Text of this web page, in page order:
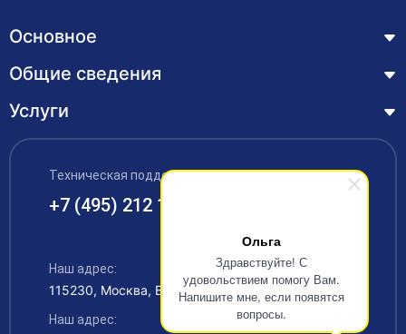
Ольга
Здравствуйте! С
удовольствием помогу Вам.
Напишите мне, если появятся
вопросы.
Основное
Курсы
Лицензия
Обучающимся
Акции
Контакты
Общие сведения
Основные сведения
Структура и органы управления образовательной
организацией
Документы
Руководство и педагогический состав
Материально-техническое обеспечение
Платные образовательные услуги
Услуги
Профессиональная переподготовка
Курсы повышения квалификации – дистанционное
обучение с выдачей удостоверения
Рабочие специальности
Аккредитация
Техническая поддержка:
+7 (495) 212 12 34
Наш адрес:
115230, Москва, Варшавское шоссе 42
Наш адрес: